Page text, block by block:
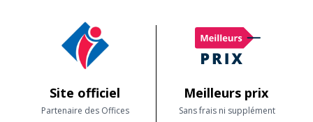
Site officiel
Partenaire des Offices
Meilleurs prix
Sans frais ni supplément